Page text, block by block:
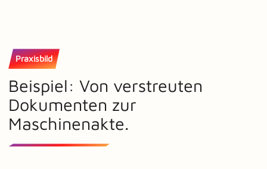
Praxisbild
Beispiel: Von verstreuten
Dokumenten zur
Maschinenakte.